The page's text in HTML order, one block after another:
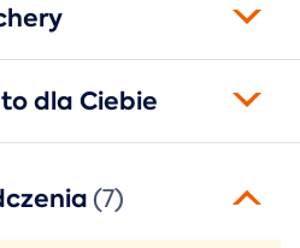
dla Ciebie
(7)